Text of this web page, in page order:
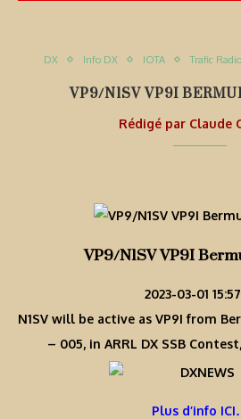
DX Info DX IOTA Trafic Radio
VP9/N1SV VP9I
Rédigé par Claude
VP9/N1SV VP9I
2023-03-01
N1SV will be active as VP9I from
– 005, in ARRL DX SSB
Plus d’info